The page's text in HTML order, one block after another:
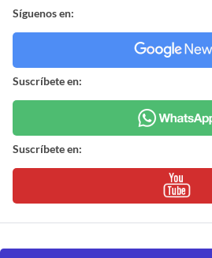
Síguenos en:
Suscríbete en:
Suscríbete en: